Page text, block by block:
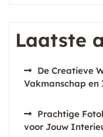
Laatste
De Creatieve
Vakmanschap
Prachtige
voor Jouw